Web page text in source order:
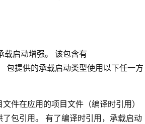
启动增强。 该包含有
包提供的承载启动类型使用以下任一方
件在应用的项目文件（编译时引用）
包引用。 有了编译时引用，承载启动